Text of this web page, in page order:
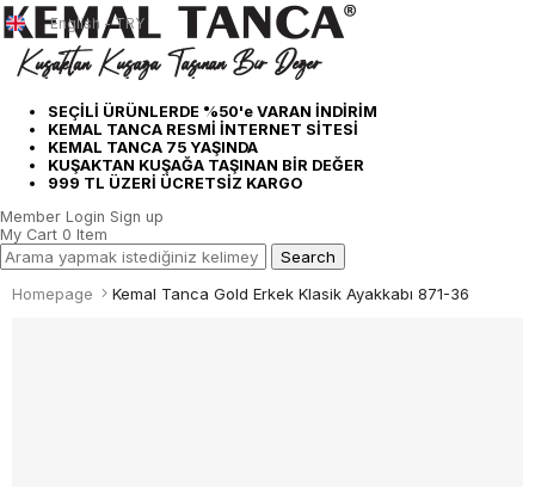
SEÇİLİ ÜRÜNLERDE %50'e VARAN İNDİRİM
KEMAL TANCA RESMİ İNTERNET SİTESİ
KEMAL TANCA 75 YAŞINDA
KUŞAKTAN KUŞAĞA TAŞINAN BİR DEĞER
999 TL ÜZERİ ÜCRETSİZ KARGO
English - TRY
Member Login Sign up
My Cart 0 Item
Homepage Kemal Tanca Gold Erkek Klasik Ayakkabı 871-36